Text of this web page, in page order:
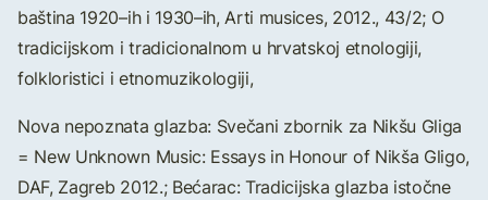
baština 1920–ih i 1930–ih, Arti musices, 2012., 43/2; O
tradicijskom i tradicionalnom u hrvatskoj etnologiji,
folkloristici i etnomuzikologiji,
Nova nepoznata glazba: Svečani zbornik za Nikšu Gliga
= New Unknown Music: Essays in Honour of Nikša Gligo,
DAF, Zagreb 2012.; Bećarac: Tradicijska glazba istočne